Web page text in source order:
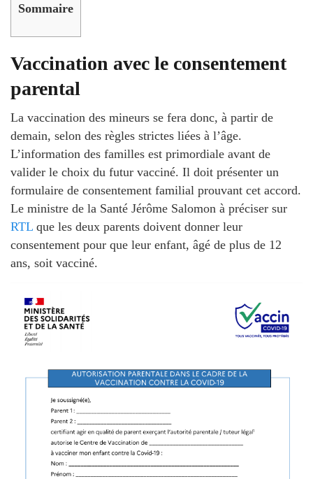
Sommaire
Vaccination avec le consentement
parental
La vaccination des mineurs se fera donc, à partir de
demain, selon des règles strictes liées à l’âge.
L’information des familles est primordiale avant de
valider le choix du futur vacciné. Il doit présenter un
formulaire de consentement familial prouvant cet accord.
Le ministre de la Santé Jérôme Salomon à préciser sur
RTL que les deux parents doivent donner leur
consentement pour que leur enfant, âgé de plus de 12
ans, soit vacciné.